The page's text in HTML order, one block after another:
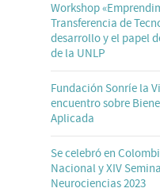
Workshop
Transferencia de
desarrollo y el papel
de la UNLP
Fundación Sonríe la
encuentro sobre
Aplicada
Se celebró en
Nacional y XIV
Neurociencias 2023